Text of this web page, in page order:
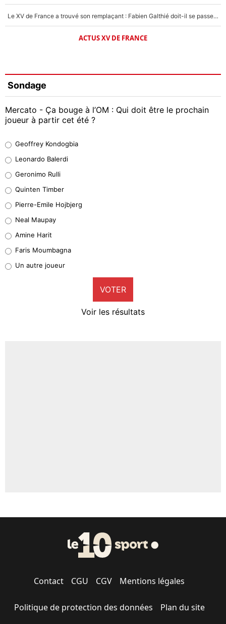
Le XV de France a trouvé son remplaçant : Fabien Galthié doit-il se passer d'Antoine Dupont ?
ACTUS XV DE FRANCE
Sondage
Mercato - Ça bouge à l’OM : Qui doit être le prochain
joueur à partir cet été ?
38%
32%
5%
1%
9%
Geoffrey Kondogbia
Leonardo Balerdi
Geronimo Rulli
Quinten Timber
Pierre-Emile Hojbjerg
Neal Maupay
Amine Harit
Faris Moumbagna
Un autre joueur
VOTER
Voir les résultats
Contact CGU CGV Mentions légales
Politique de protection des données Plan du site